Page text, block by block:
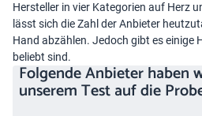
Hersteller in vier Kategorien auf Herz
lässt sich die Zahl der Anbieter
Hand abzählen. Jedoch gibt es einige
beliebt sind.
Folgende Anbieter haben
unserem Test auf die